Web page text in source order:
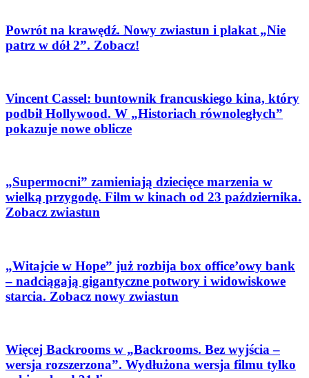
Powrót na krawędź. Nowy zwiastun i plakat „Nie
patrz w dół 2”. Zobacz!
Vincent Cassel: buntownik francuskiego kina, który
podbił Hollywood. W „Historiach równoległych”
pokazuje nowe oblicze
„Supermocni” zamieniają dziecięce marzenia w
wielką przygodę. Film w kinach od 23 października.
Zobacz zwiastun
„Witajcie w Hope” już rozbija box office’owy bank
– nadciągają gigantyczne potwory i widowiskowe
starcia. Zobacz nowy zwiastun
Więcej Backrooms w „Backrooms. Bez wyjścia –
wersja rozszerzona”. Wydłużona wersja filmu tylko